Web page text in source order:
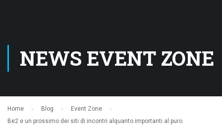
NEWS EVENT ZONE
Home Blog
Event Zone
Be2 e un prossimo dei siti di incontri alquanto importanti al puro